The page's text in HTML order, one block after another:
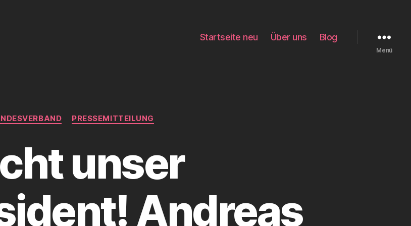
Startseite neu Über uns Blog
Menü
Kategorien
PRESSEMITTEILUNG
unser
Andreas